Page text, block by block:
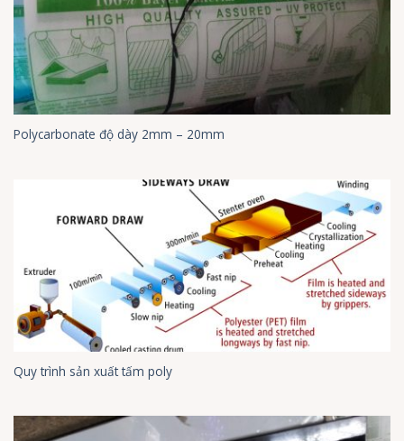
Polycarbonate độ dày 2mm – 20mm
Quy trình sản xuất tấm poly